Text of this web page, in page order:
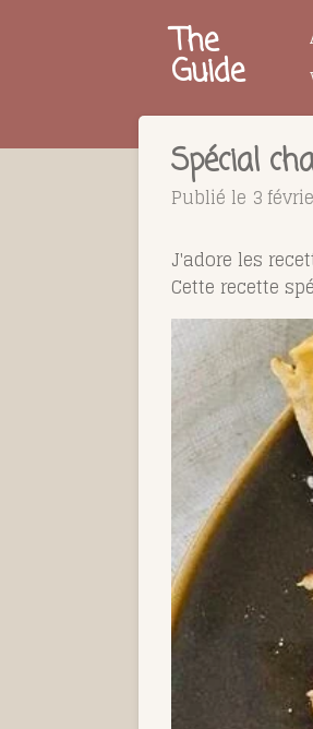
The
Guide
Spécial
Publié le 3
J'adore les
Cette recette